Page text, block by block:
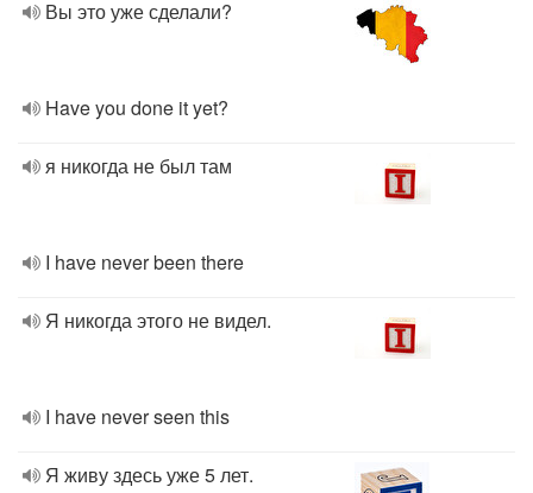
Вы это уже сделали?
Have you done it yet?
я никогда не был там
I have never been there
Я никогда этого не видел.
I have never seen this
Я живу здесь уже 5 лет.